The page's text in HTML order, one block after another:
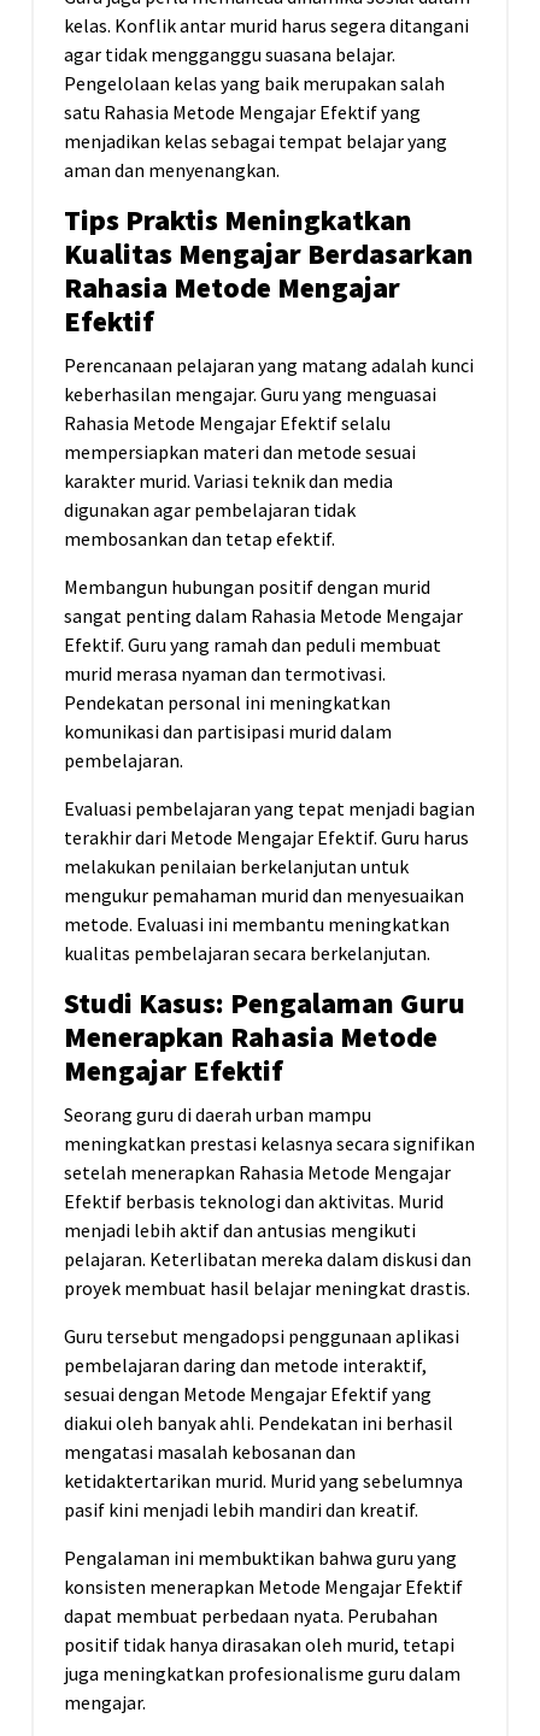
kelas. Konflik antar murid harus segera ditangani
agar tidak mengganggu suasana belajar.
Pengelolaan kelas yang baik merupakan salah
satu Rahasia Metode Mengajar Efektif yang
menjadikan kelas sebagai tempat belajar yang
aman dan menyenangkan.
Tips Praktis Meningkatkan
Kualitas Mengajar Berdasarkan
Rahasia Metode Mengajar
Efektif
Perencanaan pelajaran yang matang adalah kunci
keberhasilan mengajar. Guru yang menguasai
Rahasia Metode Mengajar Efektif selalu
mempersiapkan materi dan metode sesuai
karakter murid. Variasi teknik dan media
digunakan agar pembelajaran tidak
membosankan dan tetap efektif.
Membangun hubungan positif dengan murid
sangat penting dalam Rahasia Metode Mengajar
Efektif. Guru yang ramah dan peduli membuat
murid merasa nyaman dan termotivasi.
Pendekatan personal ini meningkatkan
komunikasi dan partisipasi murid dalam
pembelajaran.
Evaluasi pembelajaran yang tepat menjadi bagian
terakhir dari Metode Mengajar Efektif. Guru harus
melakukan penilaian berkelanjutan untuk
mengukur pemahaman murid dan menyesuaikan
metode. Evaluasi ini membantu meningkatkan
kualitas pembelajaran secara berkelanjutan.
Studi Kasus: Pengalaman Guru
Menerapkan Rahasia Metode
Mengajar Efektif
Seorang guru di daerah urban mampu
meningkatkan prestasi kelasnya secara signifikan
setelah menerapkan Rahasia Metode Mengajar
Efektif berbasis teknologi dan aktivitas. Murid
menjadi lebih aktif dan antusias mengikuti
pelajaran. Keterlibatan mereka dalam diskusi dan
proyek membuat hasil belajar meningkat drastis.
Guru tersebut mengadopsi penggunaan aplikasi
pembelajaran daring dan metode interaktif,
sesuai dengan Metode Mengajar Efektif yang
diakui oleh banyak ahli. Pendekatan ini berhasil
mengatasi masalah kebosanan dan
ketidaktertarikan murid. Murid yang sebelumnya
pasif kini menjadi lebih mandiri dan kreatif.
Pengalaman ini membuktikan bahwa guru yang
konsisten menerapkan Metode Mengajar Efektif
dapat membuat perbedaan nyata. Perubahan
positif tidak hanya dirasakan oleh murid, tetapi
juga meningkatkan profesionalisme guru dalam
mengajar.